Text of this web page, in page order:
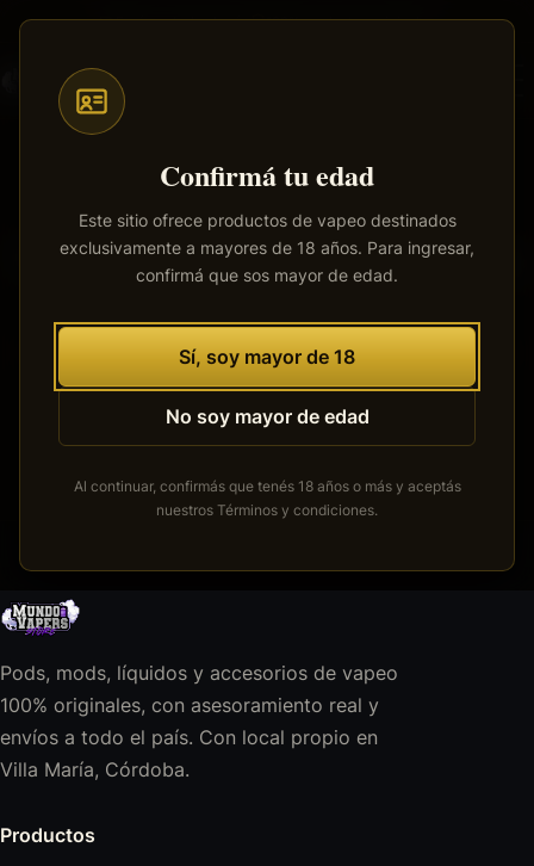
Confirmá tu edad
Este sitio ofrece productos de vapeo destinados
exclusivamente a mayores de 18 años. Para ingresar,
confirmá que sos mayor de edad.
Sí, soy mayor de 18
No soy mayor de edad
Al continuar, confirmás que tenés 18 años o más y aceptás
nuestros Términos y condiciones.
Saltar
contenido
principal
Envíos a todo el país· 100% productos originales
Tenemos grandes proyectos
Se está cocinando algo grande. Nuestra tienda está en
obras y pronto abrirá sus puertas.
Pods, mods, líquidos y accesorios de vapeo
100% originales, con asesoramiento real y
envíos a todo el país. Con local propio en
Villa María, Córdoba.
Productos